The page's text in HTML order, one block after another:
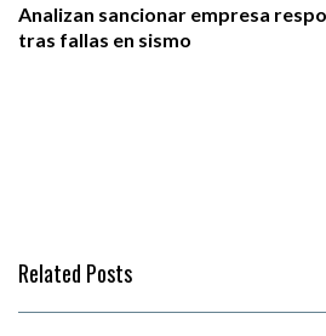
Analizan sancionar empresa
tras fallas en sismo
Related Posts